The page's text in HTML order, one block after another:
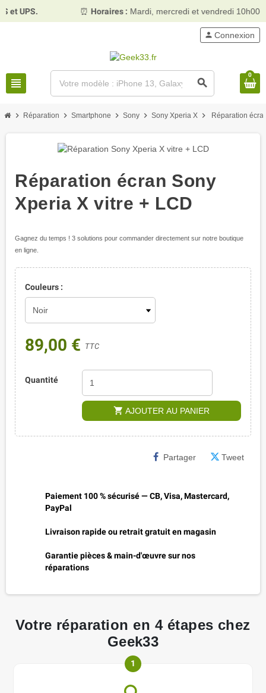
UPS. Horaires :Mardi, mercredi et vendredi
view_headline search
person Connexion
0
chevron_right Réparation chevron_right Smartphone chevron_right Sony chevron_right Sony Xperia X chevron_right Réparation
Réparation écran Sony
Xperia X vitre + LCD
Gagnez du temps ! 3 solutions pour commander directement sur notre boutique
en ligne.
Couleurs :
89,00 € TTC
Quantité
shopping_cart AJOUTER AU PANIER
Partager Tweet
Paiement 100 % sécurisé — CB, Visa, Mastercard,
PayPal
Livraison rapide ou retrait gratuit en magasin
Garantie pièces & main-d'œuvre sur nos
réparations
Votre réparation en 4 étapes chez
Geek33
1